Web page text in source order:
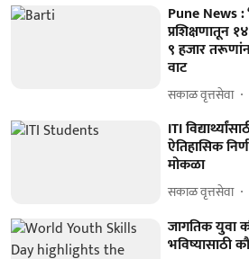
Pune News :
प्रशिक्षणातून
९ हजार
वाट
सकाळ वृत्तसेवा
ITI
ऐतिहासिक
मोकळा
सकाळ वृत्तसेवा
जागतिक युवा
भविष्यासाठी